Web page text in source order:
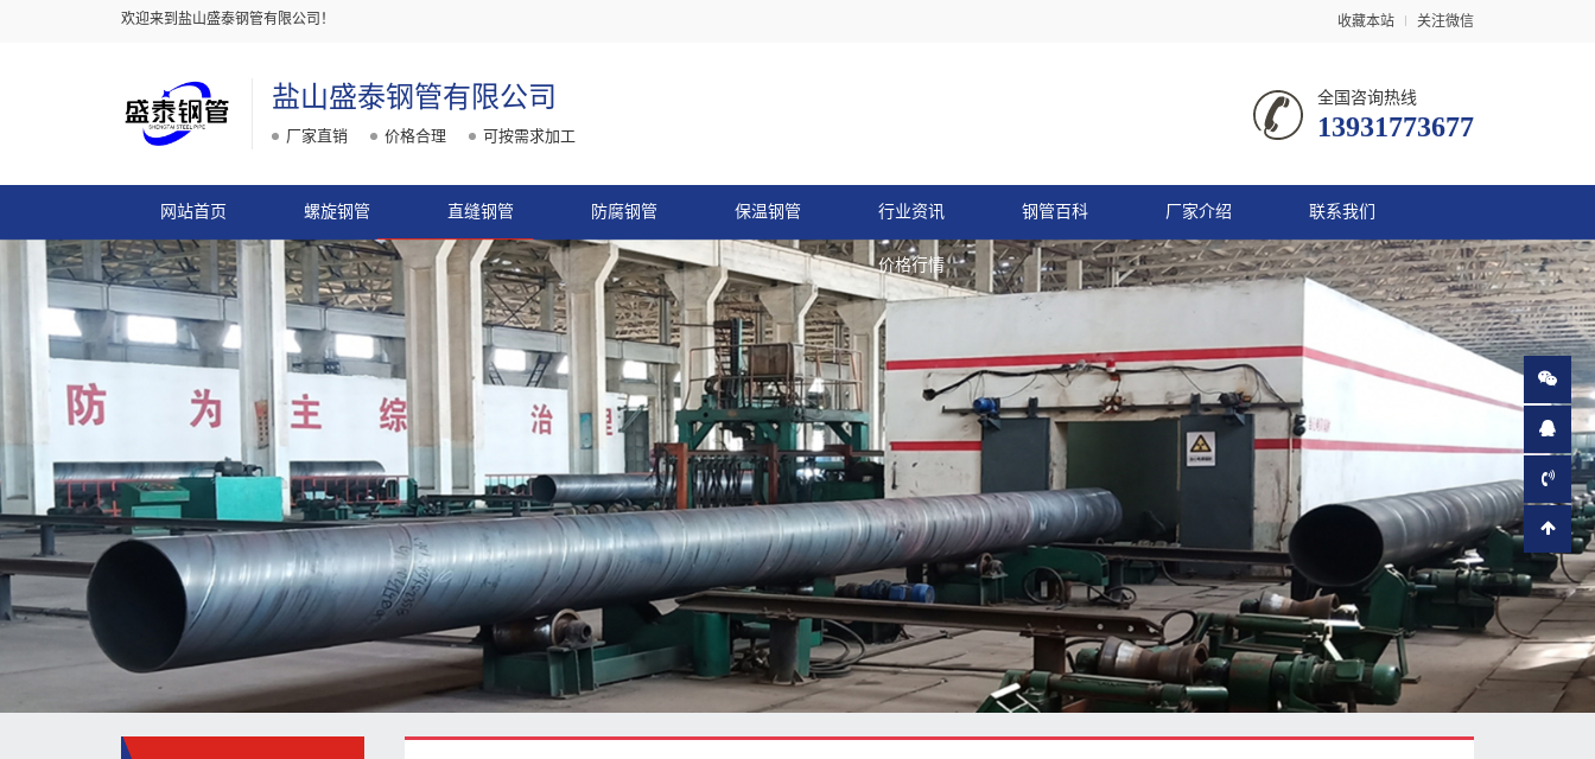
欢迎来到盐山盛泰钢管有限公司！ 收藏本站 关注微信
盐山盛泰钢管有限公司
厂家直销 价格合理 可按需求加工
全国咨询热线
13931773677
网站首页 螺旋钢管 直缝钢管 防腐钢管 保温钢管 行业资讯
价格行情
钢管百科 厂家介绍 联系我们